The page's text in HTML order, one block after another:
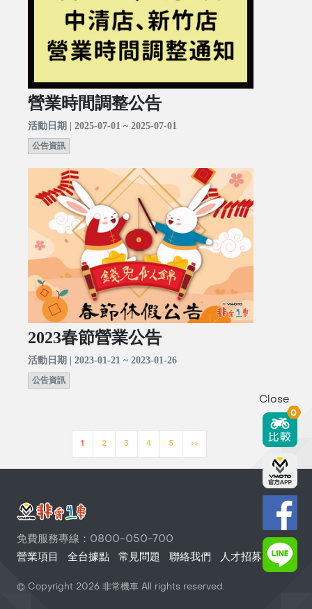
營業時間調整公告
活動日期 | 2025-07-01 ~ 2025-07-01
公告資訊
2023春節營業公告
活動日期 | 2023-01-21 ~ 2023-01-26
公告資訊
1 2 3 4 5 >>
免費服務專線：0800-050-700
營業項目
全台據點 常見問題 聯絡我們 人才招募
© Copyright 2026 非常機車 All rights reserved.
Close
0